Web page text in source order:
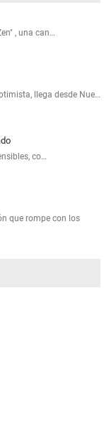
, una can…
llega desde Nue…
co…
que rompe con los